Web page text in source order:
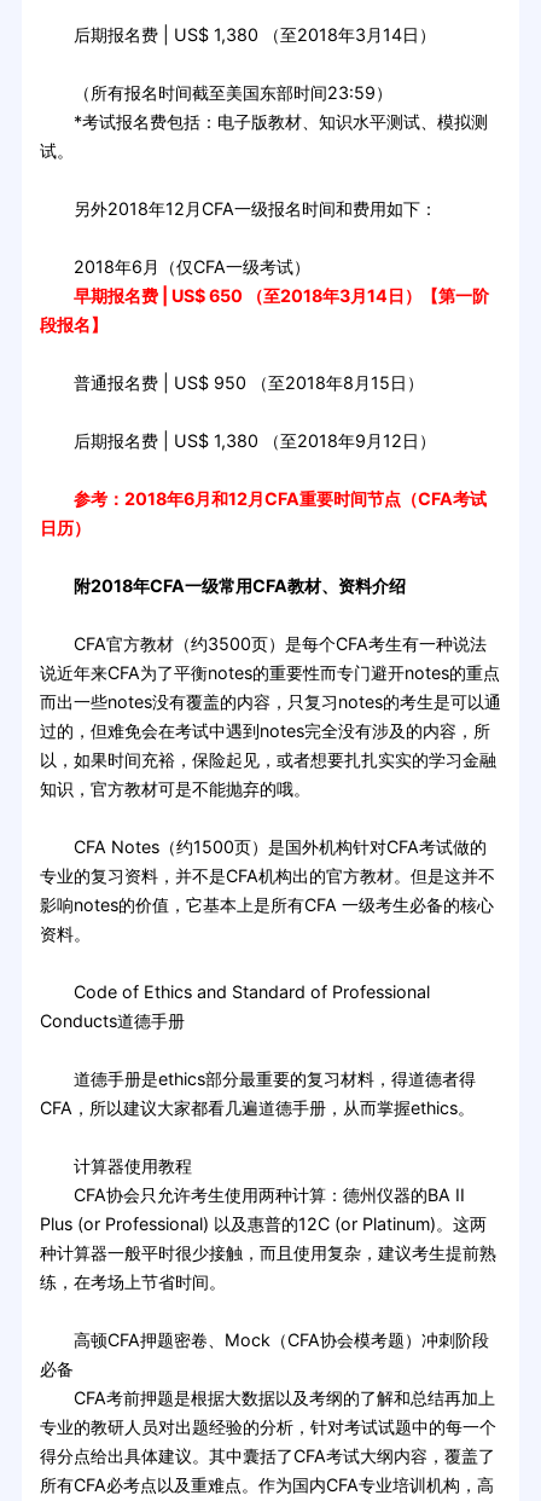
后期报名费 | US$ 1,380 （至2018年3月14日）
（所有报名时间截至美国东部时间23:59）
*考试报名费包括：电子版教材、知识水平测试、模拟测
试。
另外2018年12月CFA一级报名时间和费用如下：
2018年6月（仅CFA一级考试）
早期报名费 | US$ 650 （至2018年3月14日）【第一阶
段报名】
普通报名费 | US$ 950 （至2018年8月15日）
后期报名费 | US$ 1,380 （至2018年9月12日）
参考： 2018年6月和12月CFA重要时间节点（CFA考试
日历）
附2018年CFA一级常用CFA教材、资料介绍
CFA官方教材（约3500页）是每个CFA考生有一种说法
说近年来CFA为了平衡notes的重要性而专门避开notes的重点
而出一些notes没有覆盖的内容，只复习notes的考生是可以通
过的，但难免会在考试中遇到notes完全没有涉及的内容，所
以，如果时间充裕，保险起见，或者想要扎扎实实的学习金融
知识，官方教材可是不能抛弃的哦。
CFA Notes（约1500页）是国外机构针对CFA考试做的
专业的复习资料，并不是CFA机构出的官方教材。但是这并不
影响notes的价值，它基本上是所有CFA 一级考生必备的核心
资料。
Code of Ethics and Standard of Professional
Conducts道德手册
道德手册是ethics部分最重要的复习材料，得道德者得
CFA，所以建议大家都看几遍道德手册，从而掌握ethics。
计算器使用教程
CFA协会只允许考生使用两种计算：德州仪器的BA II
Plus (or Professional) 以及惠普的12C (or Platinum)。这两
种计算器一般平时很少接触，而且使用复杂，建议考生提前熟
练，在考场上节省时间。
高顿CFA押题密卷、Mock（CFA协会模考题）冲刺阶段
必备
CFA考前押题是根据大数据以及考纲的了解和总结再加上
专业的教研人员对出题经验的分析，针对考试试题中的每一个
得分点给出具体建议。其中囊括了CFA考试大纲内容，覆盖了
所有CFA必考点以及重难点。作为国内CFA专业培训机构，高